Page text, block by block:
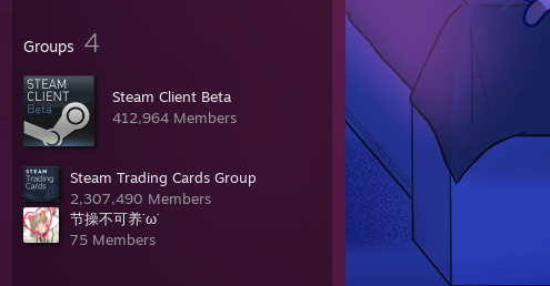
Groups 4
Steam Client Beta
412,964 Members
Steam Trading Cards Group
2,307,490 Members
节操不可养˙ω˙
75 Members